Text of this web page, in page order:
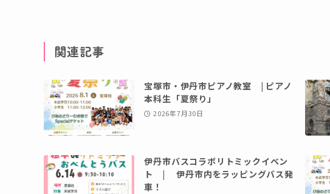
関連記事
宝塚市・伊丹市ピアノ教室 | ピアノ
本科生「夏祭り」
2026年7月30日
伊丹市バスコラボリトミックイベン
ト | 伊丹市内をラッピングバス発
車！